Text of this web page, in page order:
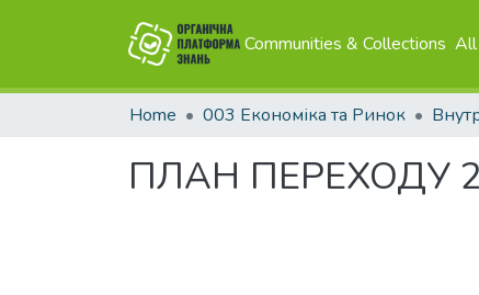
Communities & Collections All
Home 003 Економіка та Ринок
ПЛАН ПЕРЕХОДУ